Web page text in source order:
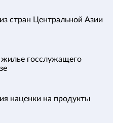
стран Центральной Азии
жилье госслужащего
наценки на продукты